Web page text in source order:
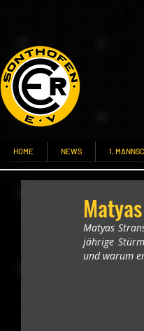
HOME NEWS 1.
Matyas
jährige
und warum